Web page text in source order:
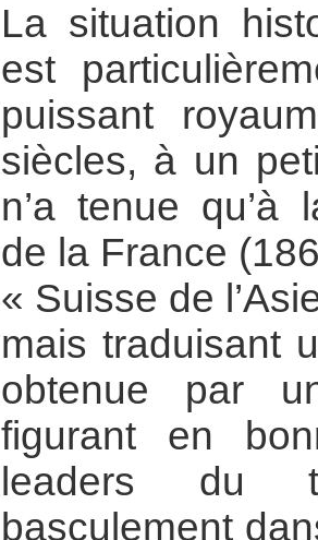
La situation
est
puissant
siècles, à un
n’a tenue qu’à
de la France
« Suisse de
mais traduisant
obtenue par
figurant en
leaders du
basculement